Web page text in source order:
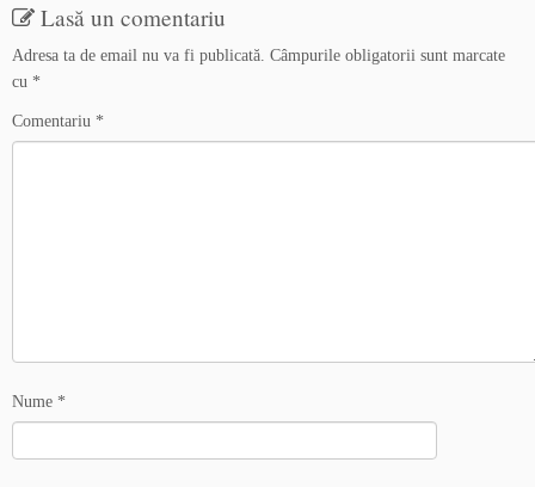
Lasă un comentariu
Adresa ta de email nu va fi publicată. Câmpurile obligatorii sunt marcate
cu *
Comentariu *
Nume *